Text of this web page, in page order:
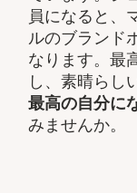
員になると、
ルのブランド
なります。最
し、素晴らし
最高の自分に
みませんか。